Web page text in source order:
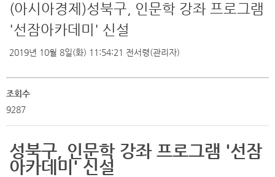
(아시아경제)성북구, 인문학 강좌 프로그램
'선잠아카데미' 신설
2019년 10월 8일(화) 11:54:21 전서령(관리자)
조회수
9287
성북구, 인문학 강좌 프로그램 '선잠
아카데미' 신설